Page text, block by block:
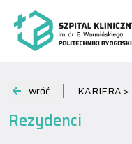
wróć KARIERA >
Rezydenci